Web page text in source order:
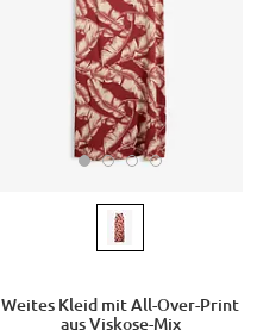
Weites Kleid mit All-Over-Print
aus Viskose-Mix